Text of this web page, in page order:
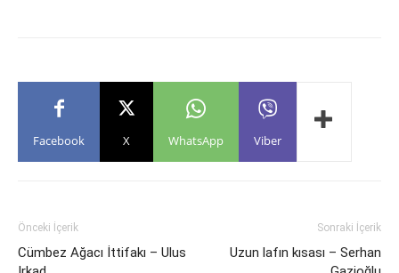
Facebook X WhatsApp Viber
Önceki İçerik
Cümbez Ağacı İttifakı – Ulus
Sonraki İçerik
Uzun lafın kısası – Serhan